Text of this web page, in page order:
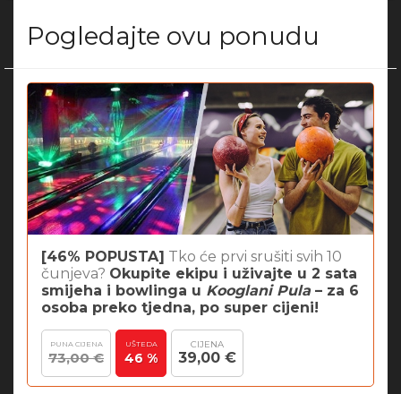
Pogledajte ovu ponudu
[46% POPUSTA] Tko će prvi srušiti svih 10
čunjeva? Okupite ekipu i uživajte u 2 sata
smijeha i bowlinga u Kooglani Pula– za 6
osoba preko tjedna, po super cijeni!
PUNA CIJENA
73,00 €
UŠTEDA
46 %
CIJENA
39,00 €